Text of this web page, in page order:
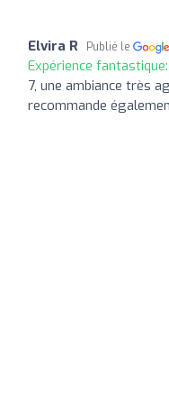
Elvira R Publié le
Expérience fantastique:
7, une ambiance très
recommande